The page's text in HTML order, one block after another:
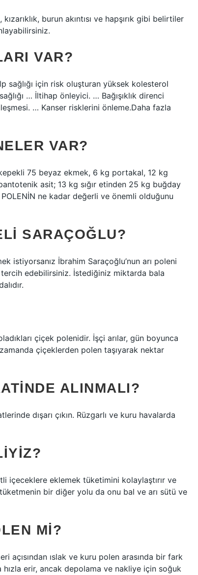
burun akıntısı ve hapşırık gibi belirtiler
VAR?
sağlığı için risk oluşturan yüksek kolesterol
… İltihap önleyici. … Bağışıklık direnci
… Kanser risklerini önleme.Daha fazla
VAR?
75 beyaz ekmek, 6 kg portakal, 12 kg
asit; 13 kg sığır etinden 25 kg buğday
ne kadar değerli ve önemli olduğunu
SARAÇOĞLU?
istiyorsanız İbrahim Saraçoğlu’nun arı poleni
tercih edebilirsiniz. İstediğiniz miktarda bala
çiçek polenidir. İşçi arılar, gün boyunca
çiçeklerden polen taşıyarak nektar
ALINMALI?
dışarı çıkın. Rüzgarlı ve kuru havalarda
içeceklere eklemek tüketimini kolaylaştırır ve
bir diğer yolu da onu bal ve arı sütü ve
MI?
açısından ıslak ve kuru polen arasında bir fark
erir, ancak depolama ve nakliye için soğuk